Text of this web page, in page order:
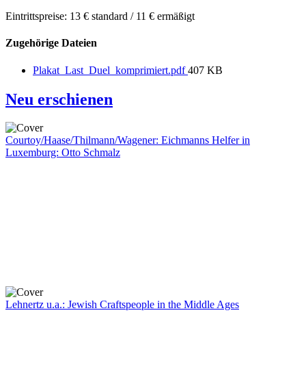
Eintrittspreise: 13 € standard / 11 € ermäßigt
Zugehörige Dateien
Plakat_Last_Duel_komprimiert.pdf407 KB
Neu erschienen
Courtoy/Haase/Thilmann/Wagener: Eichmanns Helfer in
Luxemburg: Otto Schmalz
Lehnertz u.a.: Jewish Craftspeople in the Middle Ages